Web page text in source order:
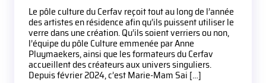
Le pôle culture du Cerfav reçoit tout au long de l’année
des artistes en résidence afin qu’ils puissent utiliser le
verre dans une création. Qu’ils soient verriers ou non,
l’équipe du pôle Culture emmenée par Anne
Pluymaekers, ainsi que les formateurs du Cerfav
accueillent des créateurs aux univers singuliers.
Depuis février 2024, c’est Marie-Mam Sai […]